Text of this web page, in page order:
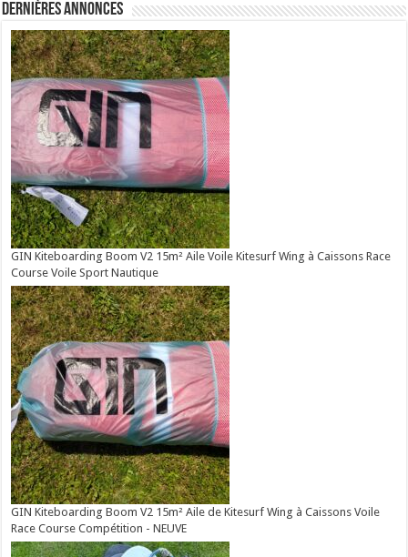
Dernières annonces
GIN Kiteboarding Boom V2 15m² Aile Voile Kitesurf Wing à Caissons Race
Course Voile Sport Nautique
GIN Kiteboarding Boom V2 15m² Aile de Kitesurf Wing à Caissons Voile
Race Course Compétition - NEUVE